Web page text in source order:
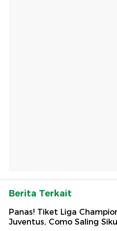
Berita Terkait
Panas! Tiket Liga
Juventus, Como Saling